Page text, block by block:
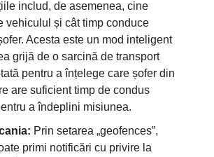
includ, de asemenea, cine
vehiculul și cât timp conduce
Acesta este un mod inteligent
grijă de o sarcină de transport
pentru a înțelege care șofer din
are suficient timp de condus
a îndeplini misiunea.
Prin setarea „geofences”,
primi notificări cu privire la